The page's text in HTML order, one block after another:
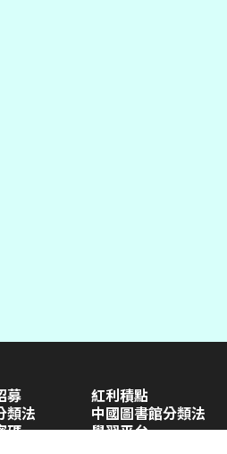
募
紅利積點
類法
中國圖書館分類法
碼
學習平台